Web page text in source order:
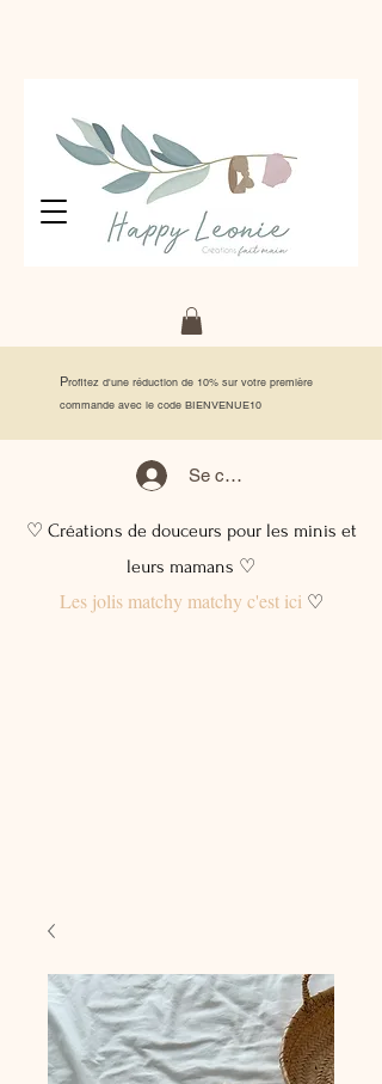
Profitez d'une réduction de 10% sur votre première
commande avec le code BIENVENUE10
Se connecter
♡ Créations de douceurs pour les minis et
leurs mamans ♡
Les jolis matchy matchy c'est ici♡